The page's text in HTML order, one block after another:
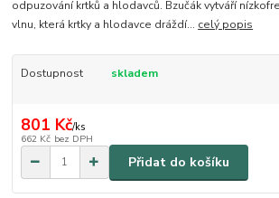
odpuzování krtků a hlodavců. Bzučák vytváří
vlnu, která krtky a hlodavce dráždí... celý popis
Dostupnost skladem
801 Kč/ks
662 Kč bez DPH
Přidat do košíku